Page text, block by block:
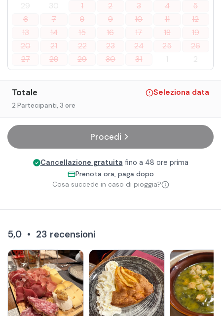
29 30 1 2 3 4
5
6
7 8 9 10 11
12
13
14 15 16 17 18
19
20
21 22 23 24 25
26
27
28 29 30 31 1 2
Totale Seleziona data
2 Partecipanti, 3 ore
Procedi
Cancellazione gratuita fino a 48 ore prima
Prenota ora, paga dopo
Cosa succede in caso di pioggia?
5,0 • 23 recensioni